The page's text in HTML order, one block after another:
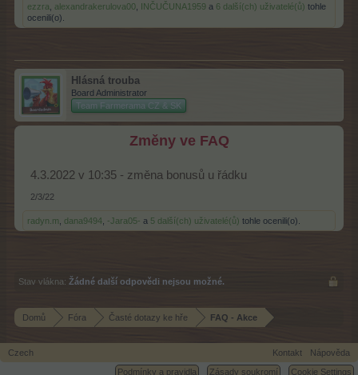
ezzra alexandrakerulova00 INČUČUNA1959 a 6 další(ch) uživatelé(ů) tohle
ocenili(o).
Hlásná trouba
Board Administrator
Team Farmerama CZ & SK
Změny ve FAQ
4.3.2022 v 10:35 - změna bonusů u řádku
2/3/22
radyn.m dana9494 -Jara05- a 5 další(ch) uživatelé(ů) tohle ocenili(o).
Stav vlákna: Žádné další odpovědi nejsou možné.
Domů Fóra Časté dotazy ke hře FAQ - Akce
Czech Kontakt
Nápověda
Podmínky a pravidla
Zásady soukromí Cookie Settings